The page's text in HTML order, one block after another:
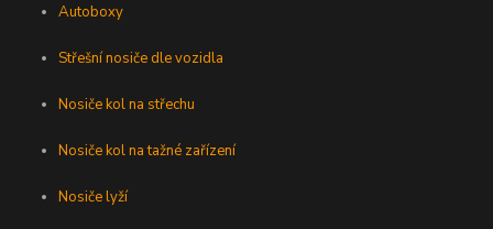
Autoboxy
Střešní nosiče dle vozidla
Nosiče kol na střechu
Nosiče kol na tažné zařízení
Nosiče lyží